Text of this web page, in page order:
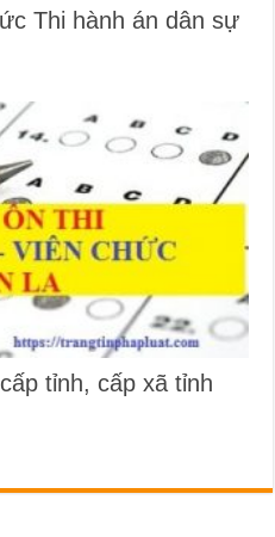
Thi hành án dân sự
tỉnh, cấp xã tỉnh